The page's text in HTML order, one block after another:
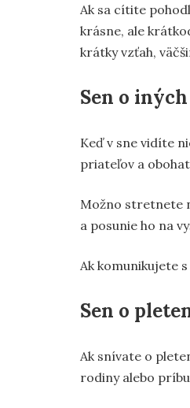
Ak sa cítite
krásne, ale
krátky vzťah,
Sen o
Keď v sne vidíte
priateľov a
Možno stretnete
a posunie ho na
Ak komunikujete
Sen o
Ak snívate o
rodiny alebo